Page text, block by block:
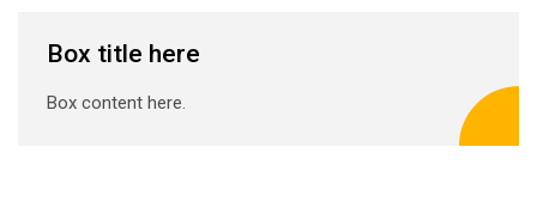
Box title here
Box content here.